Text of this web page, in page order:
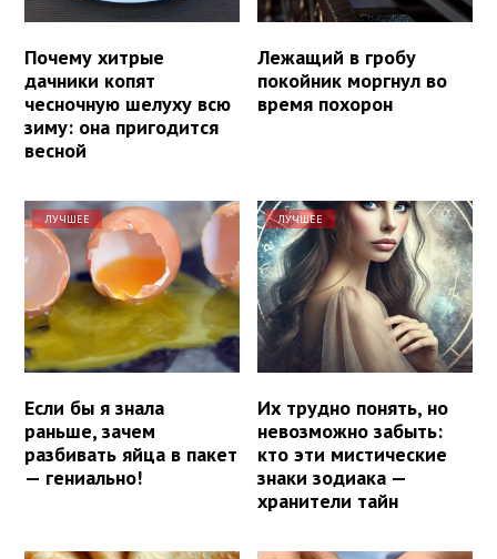
Почему хитрые
дачники копят
чесночную шелуху всю
зиму: она пригодится
весной
Лежащий в гробу
покойник моргнул во
время похорон
ЛУЧШЕЕ
Если бы я знала
раньше, зачем
разбивать яйца в пакет
— гениально!
ЛУЧШЕЕ
Их трудно понять, но
невозможно забыть:
кто эти мистические
знаки зодиака —
хранители тайн